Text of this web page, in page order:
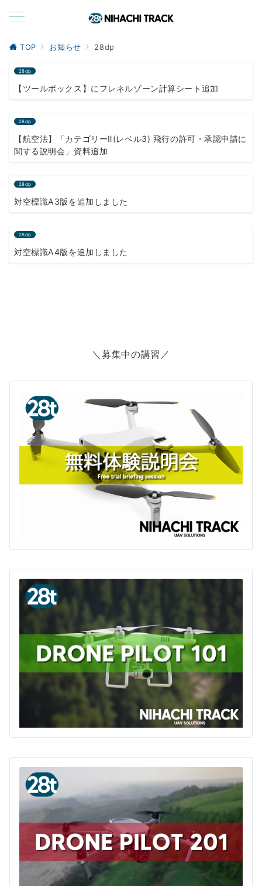
TOP お知らせ 28dp
28dp
【ツールボックス】にフレネルゾーン計算シート追加
28dp
【航空法】「カテゴリーⅡ(レベル3) 飛行の許可・承認申請に
関する説明会」資料追加
28dp
対空標識A3版を追加しました
28dp
対空標識A4版を追加しました
＼募集中の講習／